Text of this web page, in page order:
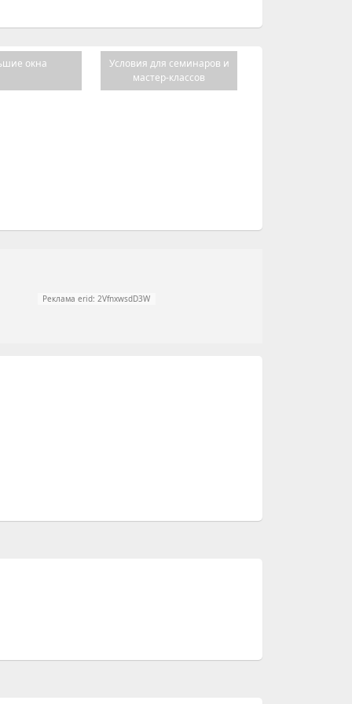
окна
Условия для семинаров и
мастер-классов
Реклама erid: 2VfnxwsdD3W